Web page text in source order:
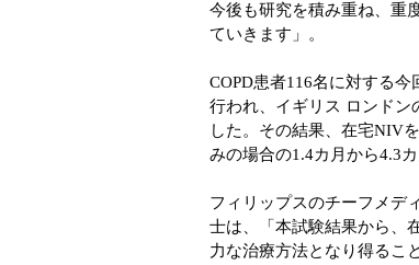
今後も研究を積み重ね、重
ていきます」。
COPD患者116名に対する
行われ、イギリス ロンドン
した。その結果、在宅NIV
みの場合の1.4カ月から4.3
フィリップスのチーフメデ
士は、「本試験結果から、
力な治療方法となり得るこ